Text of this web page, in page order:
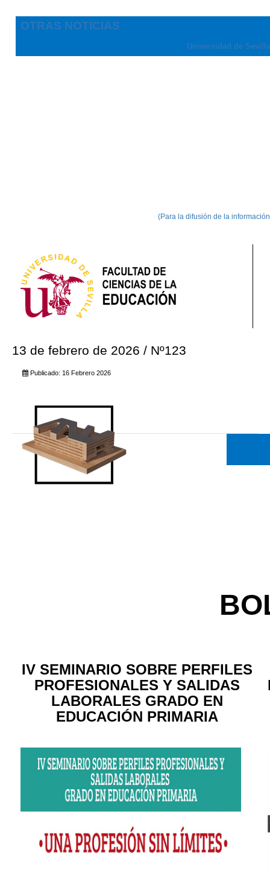
OTRAS NOTICIAS
Universidad de
(Para la difusión de la
13 de febrero de 2026 / Nº123
Publicado: 16 Febrero 2026
IV SEMINARIO SOBRE PERFILES
PROFESIONALES Y SALIDAS
LABORALES GRADO EN
EDUCACIÓN PRIMARIA